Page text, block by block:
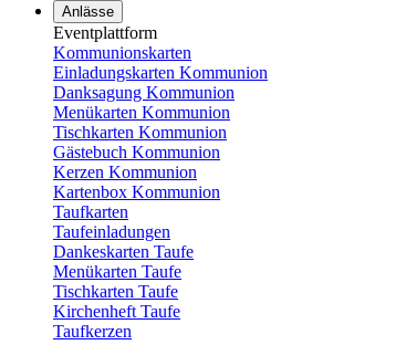
Anlässe
Eventplattform
Kommunionskarten
Einladungskarten Kommunion
Danksagung Kommunion
Menükarten Kommunion
Tischkarten Kommunion
Gästebuch Kommunion
Kerzen Kommunion
Kartenbox Kommunion
Taufkarten
Taufeinladungen
Dankeskarten Taufe
Menükarten Taufe
Tischkarten Taufe
Kirchenheft Taufe
Taufkerzen